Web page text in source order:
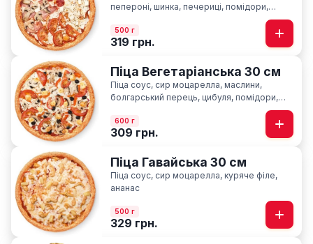
пепероні, шинка, печериці, помідори,
500 г
319 грн.
Піца Вегетаріанська 30 см
Піца соус, сир моцарелла, маслини,
болгарський перець, цибуля, помідори,
600 г
309 грн.
Піца Гавайська 30 см
Піца соус, сир моцарелла, куряче філе,
ананас
500 г
329 грн.